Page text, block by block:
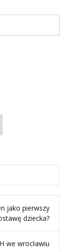
jako pierwszy
dziecka?
we wrocławiu